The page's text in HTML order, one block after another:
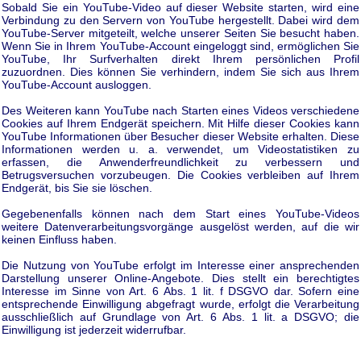
Sobald Sie ein YouTube-Video auf dieser Website starten, wird eine
Verbindung zu den Servern von YouTube hergestellt. Dabei wird dem
YouTube-Server mitgeteilt, welche unserer Seiten Sie besucht haben.
Wenn Sie in Ihrem YouTube-Account eingeloggt sind, ermöglichen Sie
YouTube, Ihr Surfverhalten direkt Ihrem persönlichen Profil
zuzuordnen. Dies können Sie verhindern, indem Sie sich aus Ihrem
YouTube-Account ausloggen.
Des Weiteren kann YouTube nach Starten eines Videos verschiedene
Cookies auf Ihrem Endgerät speichern. Mit Hilfe dieser Cookies kann
YouTube Informationen über Besucher dieser Website erhalten. Diese
Informationen werden u. a. verwendet, um Videostatistiken zu
erfassen, die Anwenderfreundlichkeit zu verbessern und
Betrugsversuchen vorzubeugen. Die Cookies verbleiben auf Ihrem
Endgerät, bis Sie sie löschen.
Gegebenenfalls können nach dem Start eines YouTube-Videos
weitere Datenverarbeitungsvorgänge ausgelöst werden, auf die wir
keinen Einfluss haben.
Die Nutzung von YouTube erfolgt im Interesse einer ansprechenden
Darstellung unserer Online-Angebote. Dies stellt ein berechtigtes
Interesse im Sinne von Art. 6 Abs. 1 lit. f DSGVO dar. Sofern eine
entsprechende Einwilligung abgefragt wurde, erfolgt die Verarbeitung
ausschließlich auf Grundlage von Art. 6 Abs. 1 lit. a DSGVO; die
Einwilligung ist jederzeit widerrufbar.